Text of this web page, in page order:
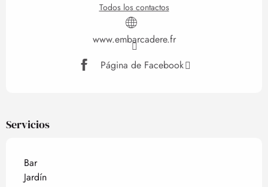
Todos los contactos
www.embarcadere.fr
Página de Facebook
Servicios
Bar
Jardín